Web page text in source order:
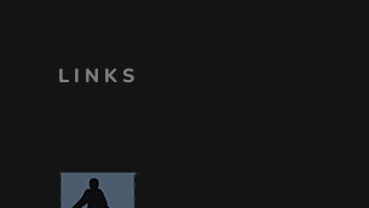
LINKS